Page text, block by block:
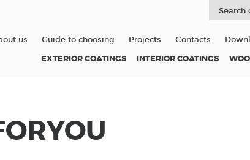
EXTERIOR COATINGS INTERIOR COATINGS
us Guide to choosing Projects Contacts